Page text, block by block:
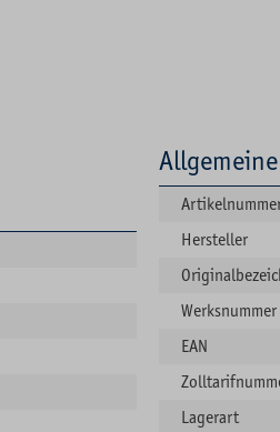
Hersteller
Werksnummer
EAN
Lagerart